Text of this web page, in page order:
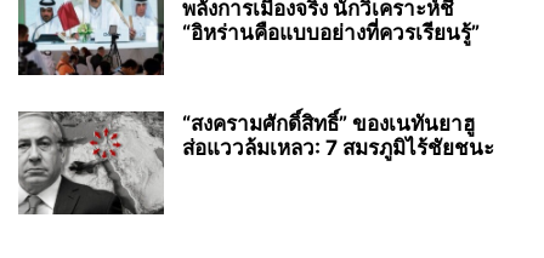
พลังการเมืองจริง นักวิเคราะห์ชี้
“อิหร่านคือแบบอย่างที่ควรเรียนรู้”
“สงครามศักดิ์สิทธิ์” ของเนทันยาฮู
ส่อแววล้มเหลว: 7 สมรภูมิไร้ชัยชนะ